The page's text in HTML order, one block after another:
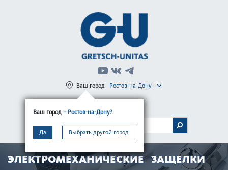
Ваш город – Ростов-на-Дону?
Да Выбрать другой город
Ваш город Ростов-на-Дону
МЕНЮ
ЭЛЕКТРОМЕХАНИЧЕСКИЕ ЗАЩЕЛКИ